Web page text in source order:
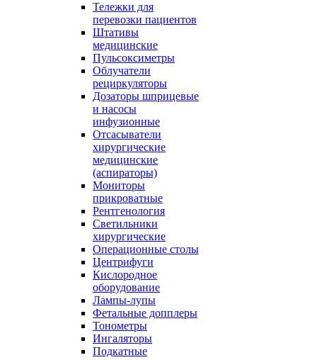
Тележки для
перевозки пациентов
Штативы
медицинские
Пульсоксиметры
Облучатели
рециркуляторы
Дозаторы шприцевые
и насосы
инфузионные
Отсасыватели
хирургические
медицинские
(аспираторы)
Мониторы
прикроватные
Рентгенология
Светильники
хирургические
Операционные столы
Центрифуги
Кислородное
оборудование
Лампы-лупы
Фетальные допплеры
Тонометры
Ингаляторы
Подкатные